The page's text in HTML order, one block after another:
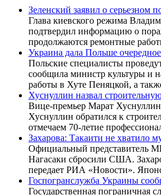
Зеленский заявил о серьезном
Глава киевского режима
подтвердил информацию о
продолжаются ремонтные
Украина дала Польше
Польские специалисты
сообщила министр культуры и
работы в Хуте Пеняцкой, а
Хуснуллин назвал
Вице-премьер Марат
Хуснуллин обратился к
отмечаем 70-летие
Захарова: Такаити не хватило
Официальный представитель
Нагасаки сбросили США.
передает РИА «Новости».
Госпогранслужба Украины
Государственная пограничная